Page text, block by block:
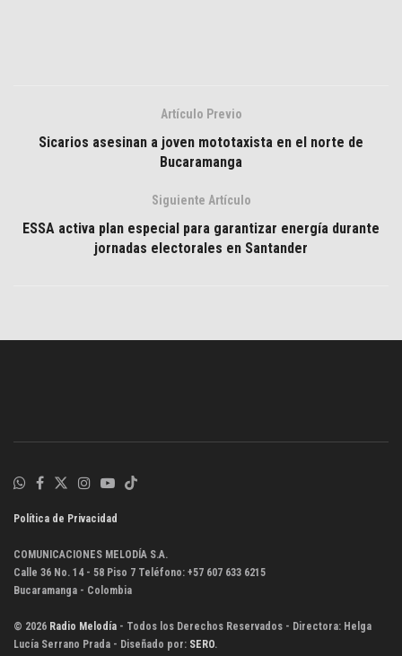
Artículo Previo
Sicarios asesinan a joven mototaxista en el norte de
Bucaramanga
Siguiente Artículo
ESSA activa plan especial para garantizar energía durante
jornadas electorales en Santander
Política de Privacidad
COMUNICACIONES MELODÍA S.A.
Calle 36 No. 14 - 58 Piso 7 Teléfono: +57 607 633 6215
Bucaramanga - Colombia
© 2026 Radio Melodía - Todos los Derechos Reservados - Directora: Helga
Lucía Serrano Prada - Diseñado por: SERO.